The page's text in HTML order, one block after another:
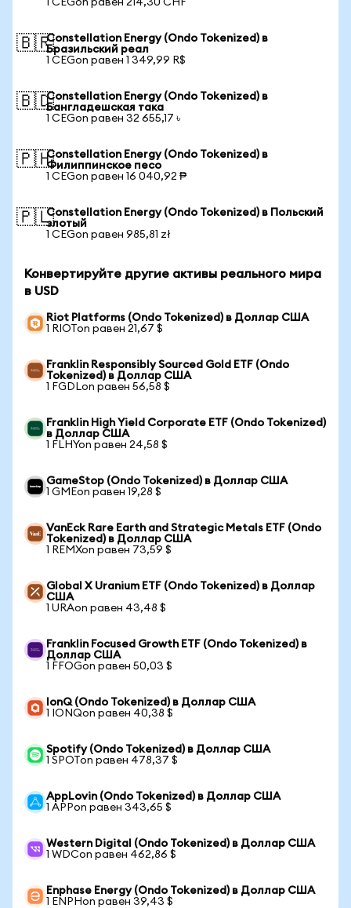
1 CEGon равен 214,30 CHF
🇧🇷Constellation Energy (Ondo Tokenized) в
Бразильский реал
1 CEGon равен 1 349,99 R$
🇧🇩Constellation Energy (Ondo Tokenized) в
Бангладешская така
1 CEGon равен 32 655,17 ৳
🇵🇭Constellation Energy (Ondo Tokenized) в
Филиппинское песо
1 CEGon равен 16 040,92 ₱
🇵🇱Constellation Energy (Ondo Tokenized) в Польский
злотый
1 CEGon равен 985,81 zł
Конвертируйте другие активы реального мира
в USD
Riot Platforms (Ondo Tokenized) в Доллар США
1 RIOTon равен 21,67 $
Franklin Responsibly Sourced Gold ETF (Ondo
Tokenized) в Доллар США
1 FGDLon равен 56,58 $
Franklin High Yield Corporate ETF (Ondo Tokenized)
в Доллар США
1 FLHYon равен 24,58 $
GameStop (Ondo Tokenized) в Доллар США
1 GMEon равен 19,28 $
VanEck Rare Earth and Strategic Metals ETF (Ondo
Tokenized) в Доллар США
1 REMXon равен 73,59 $
Global X Uranium ETF (Ondo Tokenized) в Доллар
США
1 URAon равен 43,48 $
Franklin Focused Growth ETF (Ondo Tokenized) в
Доллар США
1 FFOGon равен 50,03 $
IonQ (Ondo Tokenized) в Доллар США
1 IONQon равен 40,38 $
Spotify (Ondo Tokenized) в Доллар США
1 SPOTon равен 478,37 $
AppLovin (Ondo Tokenized) в Доллар США
1 APPon равен 343,65 $
Western Digital (Ondo Tokenized) в Доллар США
1 WDCon равен 462,86 $
Enphase Energy (Ondo Tokenized) в Доллар США
1 ENPHon равен 39,43 $